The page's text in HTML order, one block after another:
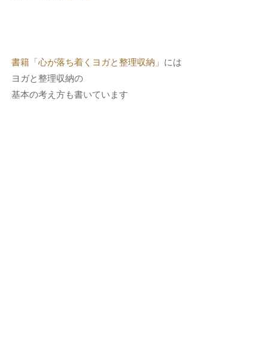
書籍「心が落ち着くヨガと整理収納」 には
ヨガと整理収納の
基本の考え方も書いています